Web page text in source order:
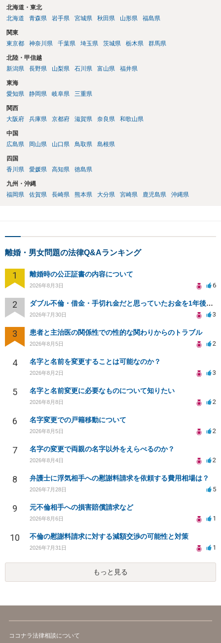
本人申立てをお考えであれば、医学知識はもちろん法律知識も要求さ
れますので、性急な申立てをせず、知識と資料をしっかりと揃えて、
北海道・東北
北海道
青森県 岩手県 宮城県 秋田県 山形県 福島県
関東
東京都
神奈川県 千葉県 埼玉県 茨城県 栃木県 群馬県
北陸・甲信越
新潟県
長野県 山梨県 石川県 富山県 福井県
東海
愛知県
静岡県 岐阜県 三重県
関西
大阪府
兵庫県 京都府 滋賀県 奈良県 和歌山県
中国
広島県
岡山県 山口県 鳥取県 島根県
四国
香川県
愛媛県 高知県 徳島県
九州・沖縄
福岡県
佐賀県 長崎県 熊本県 大分県 宮崎県 鹿児島県 沖縄県
離婚・男女問題の法律Q&Aランキング
1 離婚時の公正証書の内容について
2026年8月3日 6
2 ダブル不倫・借金・手切れ金だと思っていたお金を1年後いまさら脅迫罪として通知書が来てまとめて請求
2026年7月30日 3
3 患者と主治医の関係性での性的な関わりからのトラブル
2026年8月5日 2
4 名字と名前を変更することは可能なのか？
2026年8月2日 3
5 名字と名前変更に必要なものについて知りたい
2026年8月8日 2
6 名字変更での戸籍移動について
2026年8月5日 2
7 名字の変更で両親の名字以外をえらべるのか？
2026年8月4日 2
8 弁護士に浮気相手への慰謝料請求を依頼する費用相場は？
2026年7月28日 5
9 元不倫相手への損害賠償請求など
2026年8月6日 1
10 不倫の慰謝料請求に対する減額交渉の可能性と対策
2026年7月31日 1
もっと見る
ココナラ法律相談について